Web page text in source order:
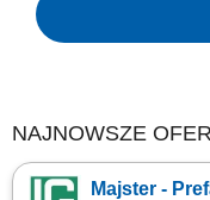
NAJNOWSZE
Majster -